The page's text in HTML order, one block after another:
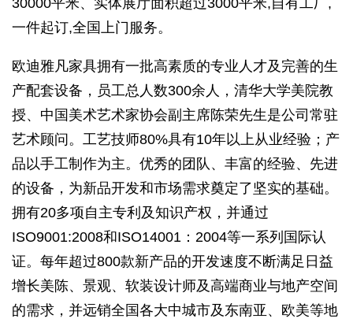
30000平米、实体展厅面积超过3000平米,自有工厂,
一件起订,全国上门服务。
欧迪雅凡家具拥有一批高素质的专业人才及完善的生
产配套设备，员工总人数300余人，清华大学美院教
授、中国美术艺术家协会副主席陈荣先生是公司常驻
艺术顾问。工艺技师80%具有10年以上从业经验；产
品以手工制作为主。优秀的团队、丰富的经验、先进
的设备，为新品开发和市场需求奠定了坚实的基础。
拥有20多项自主专利及知识产权，并通过
ISO9001:2008和ISO14001：2004等一系列国际认
证。每年超过800款新产品的开发速度不断满足日益
增长美陈、景观、软装设计师及高端商业与地产空间
的需求，并远销全国各大中城市及东南亚、欧美等地